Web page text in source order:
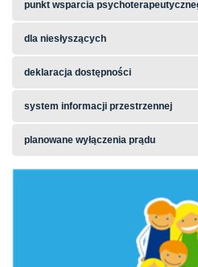
punkt wsparcia
dla niesłyszących
deklaracja dostępności
system informacji przestrzennej
planowane wyłączenia prądu